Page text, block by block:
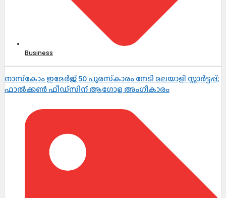
Business
നാസ്‌കോം ഇമേർജ് 50 പുരസ്‌കാരം നേടി മലയാളി സ്റ്റാർട്ടപ്പ്;
ഫാൽക്കൺ ഫീഡ്‌സിന് ആഗോള അംഗീകാരം